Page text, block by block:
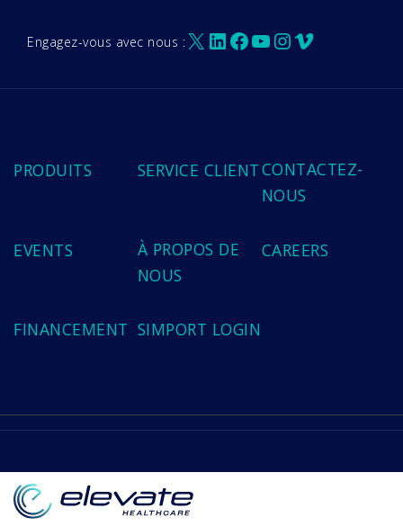
Engagez-vous avec nous :X LinkedIn
Facebook
YouTube
Instagram
Vimeo
PRODUITS SERVICE CLIENTCONTACTEZ-
NOUS
EVENTS
À PROPOS DE
NOUS
CAREERS
FINANCEMENT SIMPORT LOGIN